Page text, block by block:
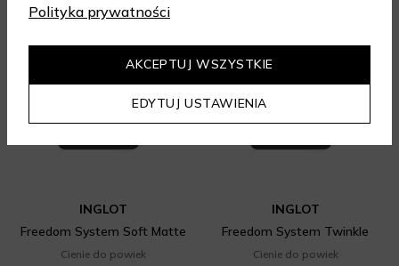
INGLOT
Freedom System Soft Matte
Cienie do powiek
INGLOT
Freedom System Twinkle
Cienie do powiek
Polityka prywatności
EDYTUJ USTAWIENIA
AKCEPTUJ WSZYSTKIE